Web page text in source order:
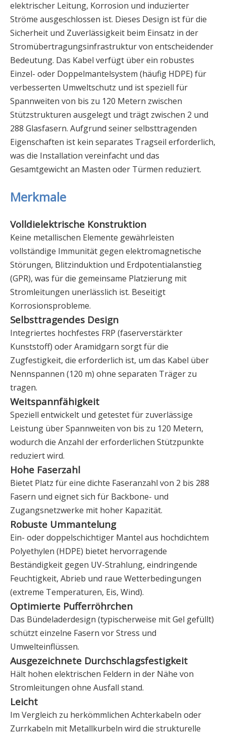
elektrischer Leitung, Korrosion und induzierter
Ströme ausgeschlossen ist. Dieses Design ist für die
Sicherheit und Zuverlässigkeit beim Einsatz in der
Stromübertragungsinfrastruktur von entscheidender
Bedeutung. Das Kabel verfügt über ein robustes
Einzel- oder Doppelmantelsystem (häufig HDPE) für
verbesserten Umweltschutz und ist speziell für
Spannweiten von bis zu 120 Metern zwischen
Stützstrukturen ausgelegt und trägt zwischen 2 und
288 Glasfasern. Aufgrund seiner selbsttragenden
Eigenschaften ist kein separates Tragseil erforderlich,
was die Installation vereinfacht und das
Gesamtgewicht an Masten oder Türmen reduziert.
Merkmale
Volldielektrische Konstruktion
Keine metallischen Elemente gewährleisten
vollständige Immunität gegen elektromagnetische
Störungen, Blitzinduktion und Erdpotentialanstieg
(GPR), was für die gemeinsame Platzierung mit
Stromleitungen unerlässlich ist. Beseitigt
Korrosionsprobleme.
Selbsttragendes Design
Integriertes hochfestes FRP (faserverstärkter
Kunststoff) oder Aramidgarn sorgt für die
Zugfestigkeit, die erforderlich ist, um das Kabel über
Nennspannen (120 m) ohne separaten Träger zu
tragen.
Weitspannfähigkeit
Speziell entwickelt und getestet für zuverlässige
Leistung über Spannweiten von bis zu 120 Metern,
wodurch die Anzahl der erforderlichen Stützpunkte
reduziert wird.
Hohe Faserzahl
Bietet Platz für eine dichte Faseranzahl von 2 bis 288
Fasern und eignet sich für Backbone- und
Zugangsnetzwerke mit hoher Kapazität.
Robuste Ummantelung
Ein- oder doppelschichtiger Mantel aus hochdichtem
Polyethylen (HDPE) bietet hervorragende
Beständigkeit gegen UV-Strahlung, eindringende
Feuchtigkeit, Abrieb und raue Wetterbedingungen
(extreme Temperaturen, Eis, Wind).
Optimierte Pufferröhrchen
Das Bündeladerdesign (typischerweise mit Gel gefüllt)
schützt einzelne Fasern vor Stress und
Umwelteinflüssen.
Ausgezeichnete Durchschlagsfestigkeit
Hält hohen elektrischen Feldern in der Nähe von
Stromleitungen ohne Ausfall stand.
Leicht
Im Vergleich zu herkömmlichen Achterkabeln oder
Zurrkabeln mit Metallkurbeln wird die strukturelle